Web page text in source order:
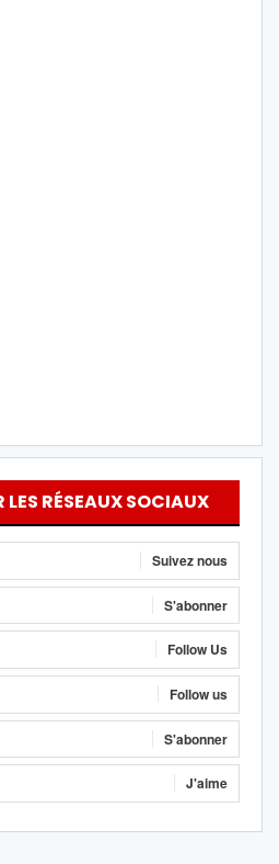
RÉSEAUX SOCIAUX
Suivez nous
S'abonner
Follow Us
Follow us
S'abonner
J'aime